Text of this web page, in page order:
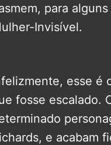
para
Invisível.
esse é
fosse escalado.
e acabam